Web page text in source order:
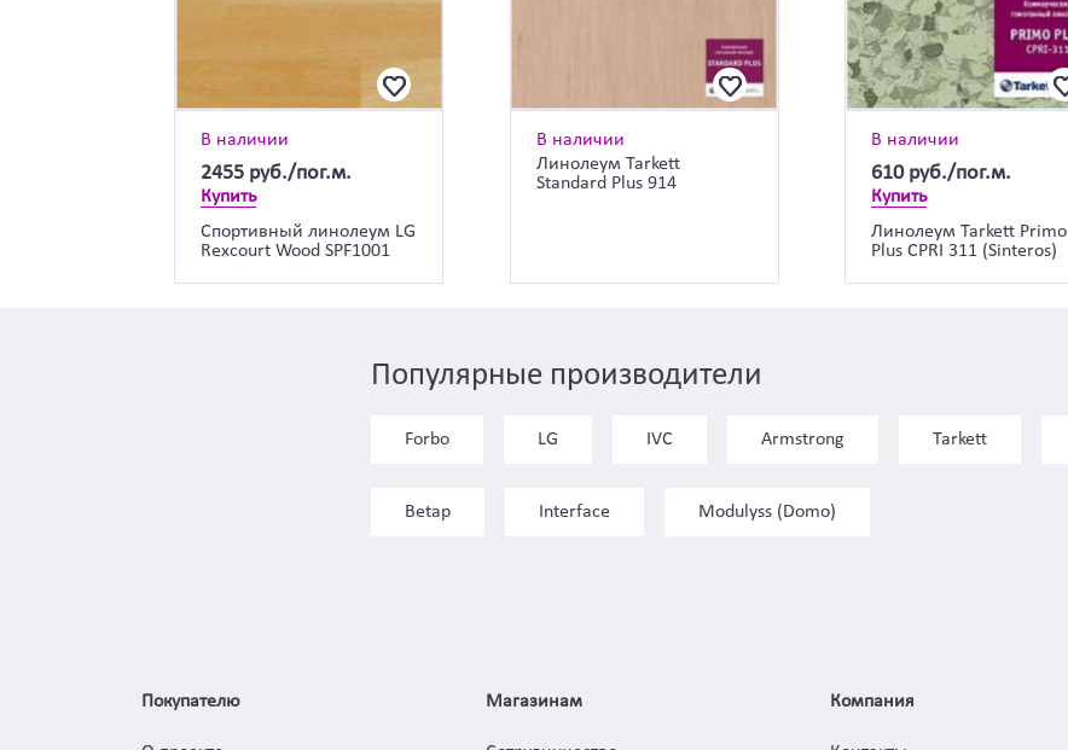
В наличии
2455 руб./пог.м.
Купить
Спортивный линолеум LG
Rexcourt Wood SPF1001
В наличии
Линолеум Tarkett
Standard Plus 914
В наличии
610 руб./пог.м.
Купить
Линолеум Tarkett Primo
Plus CPRI 311 (Sinteros)
Популярные производители
Forbo LG IVC Armstrong Tarkett
Betap Interface Modulyss (Domo)
Покупателю Магазинам Компания